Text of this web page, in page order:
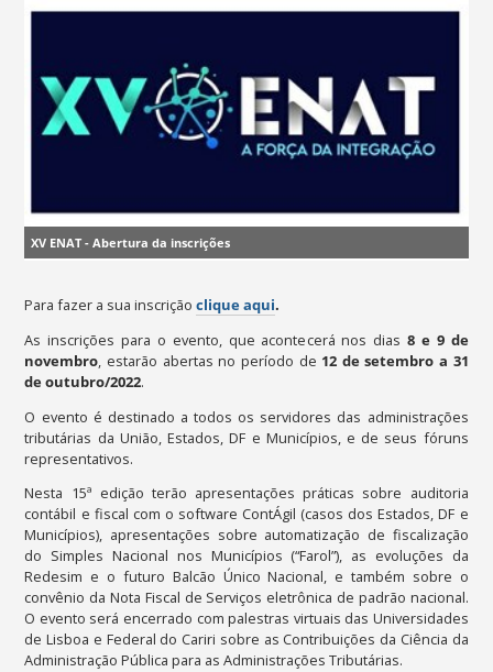
XV ENAT - Abertura da inscrições
Para fazer a sua inscriçãoclique aqui.
As inscrições para o evento, que acontecerá nos dias8 e 9 de
novembro, estarão abertas no período de 12 de setembro a 31
de outubro/2022.
O evento é destinado a todos os servidores das administrações
tributárias da União, Estados, DF e Municípios, e de seus fóruns
representativos.
Nesta 15ª edição terão apresentações práticas sobre auditoria
contábil e fiscal com o software ContÁgil (casos dos Estados, DF e
Municípios), apresentações sobre automatização de fiscalização
do Simples Nacional nos Municípios (“Farol”), as evoluções da
Redesim e o futuro Balcão Único Nacional, e também sobre o
convênio da Nota Fiscal de Serviços eletrônica de padrão nacional.
O evento será encerrado com palestras virtuais das Universidades
de Lisboa e Federal do Cariri sobre as Contribuições da Ciência da
Administração Pública para as Administrações Tributárias.